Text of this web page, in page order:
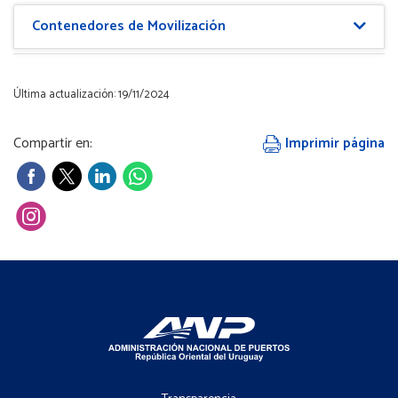
Contenedores de Movilización
Última actualización: 19/11/2024
Compartir en: Imprimir página